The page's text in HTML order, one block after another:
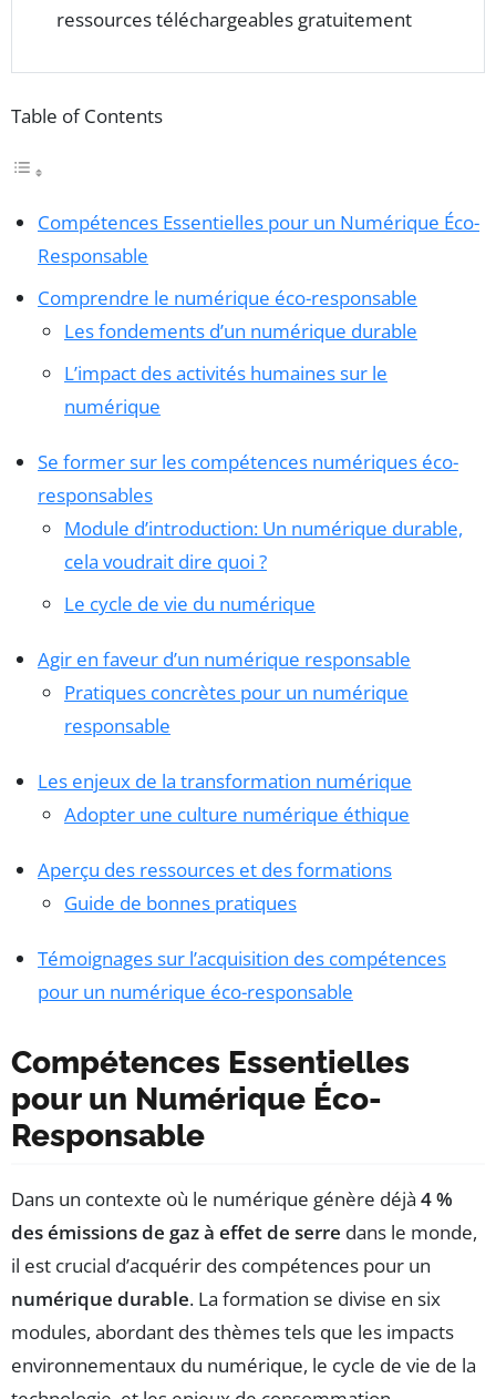
ressources téléchargeables gratuitement
Table of Contents
Compétences Essentielles pour un Numérique Éco-
Responsable
Comprendre le numérique éco-responsable
Les fondements d’un numérique durable
L’impact des activités humaines sur le
numérique
Se former sur les compétences numériques éco-
responsables
Module d’introduction: Un numérique durable,
cela voudrait dire quoi ?
Le cycle de vie du numérique
Agir en faveur d’un numérique responsable
Pratiques concrètes pour un numérique
responsable
Les enjeux de la transformation numérique
Adopter une culture numérique éthique
Aperçu des ressources et des formations
Guide de bonnes pratiques
Témoignages sur l’acquisition des compétences
pour un numérique éco-responsable
Compétences Essentielles
pour un Numérique Éco-
Responsable
Dans un contexte où le numérique génère déjà 4 %
des émissions de gaz à effet de serre dans le monde,
il est crucial d’acquérir des compétences pour un
numérique durable. La formation se divise en six
modules, abordant des thèmes tels que les impacts
environnementaux du numérique, le cycle de vie de la